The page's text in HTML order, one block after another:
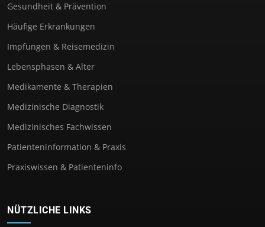
Gesundheit & Prävention
Häufige Erkrankungen
Impfungen & Reisemedizin
Lebensphasen & Alter
Medikamente & Therapien
Medizinische Diagnostik
Medizinisches Fachwissen
Patienteninformation & Praxis
Praxiswissen & Patienteninfo
NÜTZLICHE LINKS